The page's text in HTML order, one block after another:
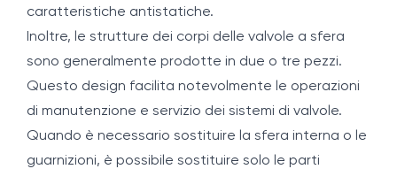
caratteristiche antistatiche.
Inoltre, le strutture dei corpi delle valvole a sfera
sono generalmente prodotte in due o tre pezzi.
Questo design facilita notevolmente le operazioni
di manutenzione e servizio dei sistemi di valvole.
Quando è necessario sostituire la sfera interna o le
guarnizioni, è possibile sostituire solo le parti